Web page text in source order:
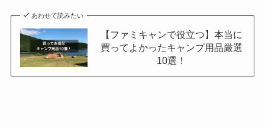
あわせて読みたい
【ファミキャンで役立つ】本当に
買ってよかったキャンプ用品厳選
10選！